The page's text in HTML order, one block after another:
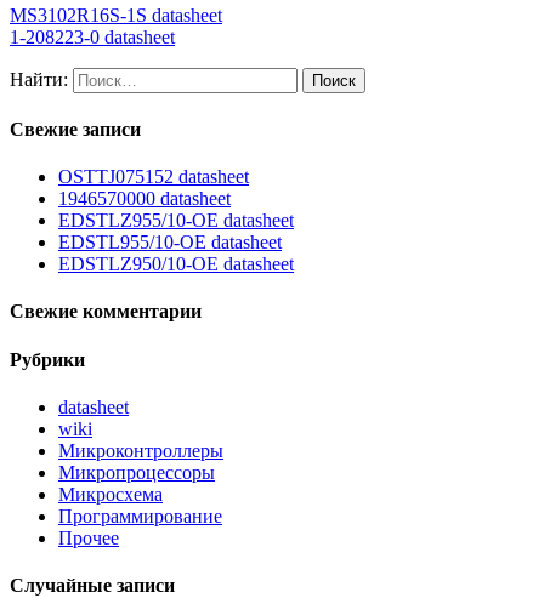
MS3102R16S-1S datasheet
1-208223-0 datasheet
Найти:
Свежие записи
OSTTJ075152 datasheet
1946570000 datasheet
EDSTLZ955/10-OE datasheet
EDSTL955/10-OE datasheet
EDSTLZ950/10-OE datasheet
Свежие комментарии
Рубрики
datasheet
wiki
Микроконтроллеры
Микропроцессоры
Микросхема
Программирование
Прочее
Случайные записи